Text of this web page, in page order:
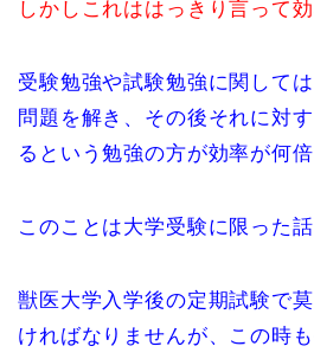
しかしこれははっきり言って
受験勉強や試験勉強に関して
問題を解き、その後それに対
るという勉強の方が効率が何倍
このことは大学受験に限った
獣医大学入学後の定期試験で
ければなりませんが、この時